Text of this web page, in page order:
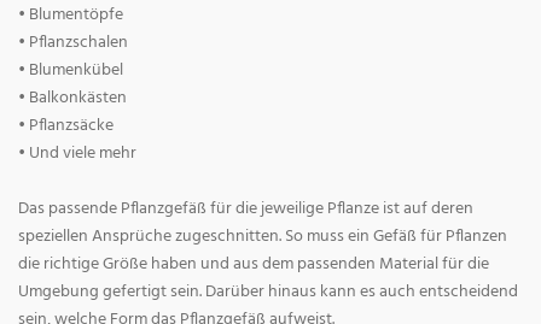
• Blumentöpfe
• Pflanzschalen
• Blumenkübel
• Balkonkästen
• Pflanzsäcke
• Und viele mehr
Das passende Pflanzgefäß für die jeweilige Pflanze ist auf deren
speziellen Ansprüche zugeschnitten. So muss ein Gefäß für Pflanzen
die richtige Größe haben und aus dem passenden Material für die
Umgebung gefertigt sein. Darüber hinaus kann es auch entscheidend